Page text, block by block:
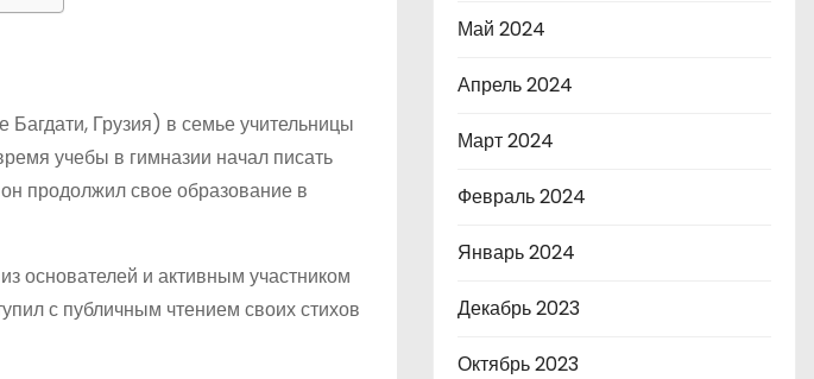
Грузия) в семье учительницы
учебы в гимназии начал писать
продолжил свое образование в
основателей и активным участником
с публичным чтением своих стихов
Май 2024
Апрель 2024
Март 2024
Февраль 2024
Январь 2024
Декабрь 2023
Октябрь 2023